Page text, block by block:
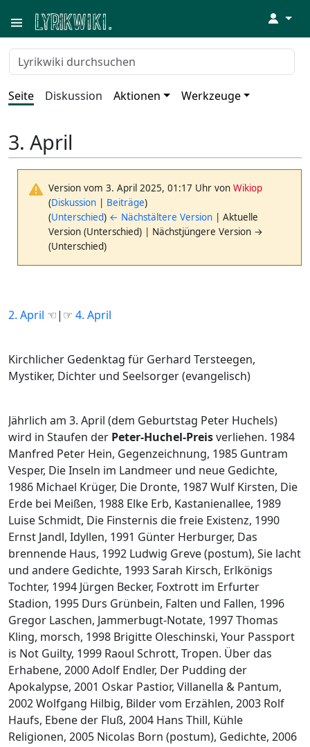
↓
Seite Diskussion Aktionen Werkzeuge
3. April
Version vom 3. April 2025, 01:17 Uhr vonWikiop
(Diskussion | Beiträge)
(Unterschied) ← Nächstältere Version | Aktuelle
Version (Unterschied) | Nächstjüngere Version →
(Unterschied)
2. April ☜|☞ 4. April
Kirchlicher Gedenktag für Gerhard Tersteegen,
Mystiker, Dichter und Seelsorger (evangelisch)
Jährlich am 3. April (dem Geburtstag Peter Huchels)
wird in Staufen der Peter-Huchel-Preisverliehen. 1984
Manfred Peter Hein, Gegenzeichnung, 1985 Guntram
Vesper, Die Inseln im Landmeer und neue Gedichte,
1986 Michael Krüger, Die Dronte, 1987 Wulf Kirsten, Die
Erde bei Meißen, 1988 Elke Erb, Kastanienallee, 1989
Luise Schmidt, Die Finsternis die freie Existenz, 1990
Ernst Jandl, Idyllen, 1991 Günter Herburger, Das
brennende Haus, 1992 Ludwig Greve (postum), Sie lacht
und andere Gedichte, 1993 Sarah Kirsch, Erlkönigs
Tochter, 1994 Jürgen Becker, Foxtrott im Erfurter
Stadion, 1995 Durs Grünbein, Falten und Fallen, 1996
Gregor Laschen, Jammerbugt-Notate, 1997 Thomas
Kling, morsch, 1998 Brigitte Oleschinski, Your Passport
is Not Guilty, 1999 Raoul Schrott, Tropen. Über das
Erhabene, 2000 Adolf Endler, Der Pudding der
Apokalypse, 2001 Oskar Pastior, Villanella & Pantum,
2002 Wolfgang Hilbig, Bilder vom Erzählen, 2003 Rolf
Haufs, Ebene der Fluß, 2004 Hans Thill, Kühle
Religionen, 2005 Nicolas Born (postum), Gedichte, 2006